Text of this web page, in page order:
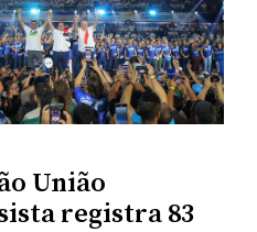
União
registra 83